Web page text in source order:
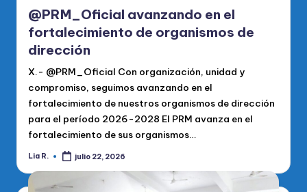
@PRM_Oficial avanzando en el
fortalecimiento de organismos de
dirección
X.- @PRM_Oficial Con organización, unidad y
compromiso, seguimos avanzando en el
fortalecimiento de nuestros organismos de dirección
para el período 2026-2028 El PRM avanza en el
fortalecimiento de sus organismos…
Publicado
Lia R. julio 22, 2026